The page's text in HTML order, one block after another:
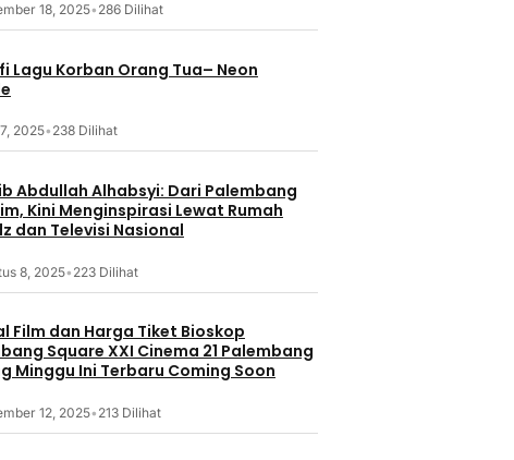
18, 2025• 286 Dilihat
Lagu Korban Orang Tua– Neon
2025• 238 Dilihat
Abdullah Alhabsyi: Dari Palembang
Kini Menginspirasi Lewat Rumah
dan Televisi Nasional
8, 2025• 223 Dilihat
Film dan Harga Tiket Bioskop
Square XXI Cinema 21 Palembang
Minggu Ini Terbaru Coming Soon
12, 2025• 213 Dilihat